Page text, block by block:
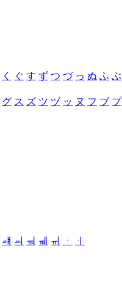
く ぐ す ず つ づ っ ぬ ふ ぶ
グ ス ズ ツ ヅ ッ ヌ フ ブ プ
ㆈ ㆉ ㆊ ㆋ ㆌ ㆍ
ㆎ